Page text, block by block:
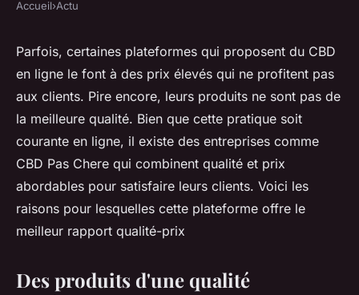
Pourquoi acheter vos produits
sur CBD pas chere ?
herbert•22 décembre 2023 •2 min de lecture
Accueil›Actu
Parfois, certaines plateformes qui proposent du CBD
en ligne le font à des prix élevés qui ne profitent pas
aux clients. Pire encore, leurs produits ne sont pas de
la meilleure qualité. Bien que cette pratique soit
courante en ligne, il existe des entreprises comme
CBD Pas Chere qui combinent qualité et prix
abordables pour satisfaire leurs clients. Voici les
raisons pour lesquelles cette plateforme offre le
meilleur rapport qualité-prix
Des produits d'une qualité